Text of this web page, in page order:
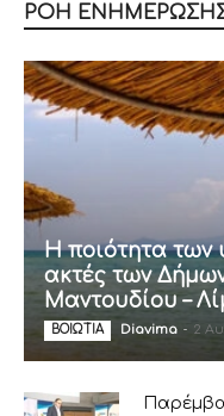
ΡΟΗ
Η ποιότητα των
ακτές των
Μαντουδίου –
ΒΟΙΩΤΙΑ Diavima - 2